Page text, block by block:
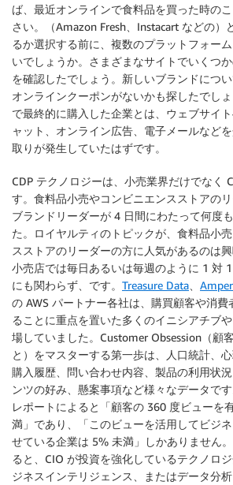
ば、最近オンラインで食料品を買った時の
さい。（Amazon Fresh、Instacart などの）
るか選択する前に、複数のプラットフォー
いでしょうか。さまざまなサイトでいくつ
を確認したでしょう。新しいブランドについ
オンラインクーポンがないかも探したでし
で最終的に購入した企業とは、ウェブサイ
ャット、オンライン広告、電子メールなど
取りが発生していたはずです。
CDP テクノロジーは、小売業界だけでなく
す。食料品小売やコンビニエンスストアの
ブランドリーダーが 4 日間にわたって何度
た。ロイヤルティのトピックが、食料品小
スストアのリーダーの方に人気があるのは興
小売店では毎日あるいは毎週のように 1 対
にも関わらず、です。 Treasure Data
の AWS パートナー各社は、購買顧客や消
ることに重点を置いた多くのイニシアチブ
場していました。Customer Obsession（顧
と）をマスターする第一歩は、人口統計、心
購入履歴、問い合わせ内容、製品の利用状
ンツの好み、懸案事項など様々なデータで
レポートによると「顧客の 360 度ビューを
満」であり、「このビューを活用してビジ
せている企業は 5% 未満」しかありません
ると、CIO が投資を強化しているテクノロ
ジネスインテリジェンス、またはデータ分